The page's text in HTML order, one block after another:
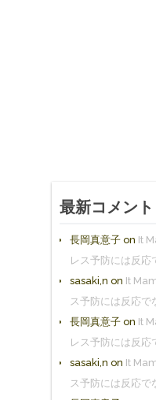
最新コメント
長岡真意子 on It
レス予防には反応
sasaki,n on It
ス予防には反応で
長岡真意子 on It
レス予防には反応
sasaki,n on It
ス予防には反応で